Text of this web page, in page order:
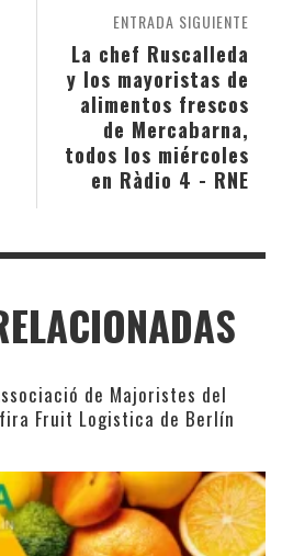
ENTRADA SIGUIENTE
La chef Ruscalleda
y los mayoristas de
alimentos frescos
de Mercabarna,
todos los miércoles
en Ràdio 4 - RNE
de Majoristes del
Fruit Logistica de Berlín